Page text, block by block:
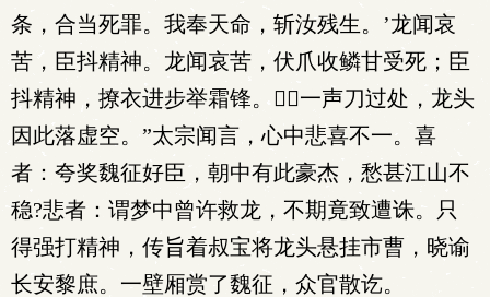
条，合当死罪。我奉天命，斩汝残生。’龙闻哀
苦，臣抖精神。龙闻哀苦，伏爪收鳞甘受死；臣
抖精神，撩衣进步举霜锋。一声刀过处，龙头
因此落虚空。”太宗闻言，心中悲喜不一。喜
者：夸奖魏征好臣，朝中有此豪杰，愁甚江山不
稳?悲者：谓梦中曾许救龙，不期竟致遭诛。只
得强打精神，传旨着叔宝将龙头悬挂市曹，晓谕
长安黎庶。一壁厢赏了魏征，众官散讫。